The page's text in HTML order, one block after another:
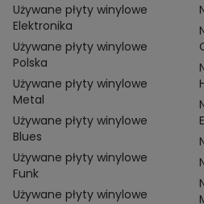
Używane płyty winylowe
Elektronika
Używane płyty winylowe
Polska
Używane płyty winylowe
Metal
Używane płyty winylowe
Blues
Używane płyty winylowe
Funk
Używane płyty winylowe